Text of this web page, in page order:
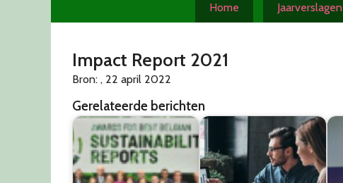
Home Jaarverslagen
Impact Report 2021
Bron: , 22 april 2022
Gerelateerde berichten